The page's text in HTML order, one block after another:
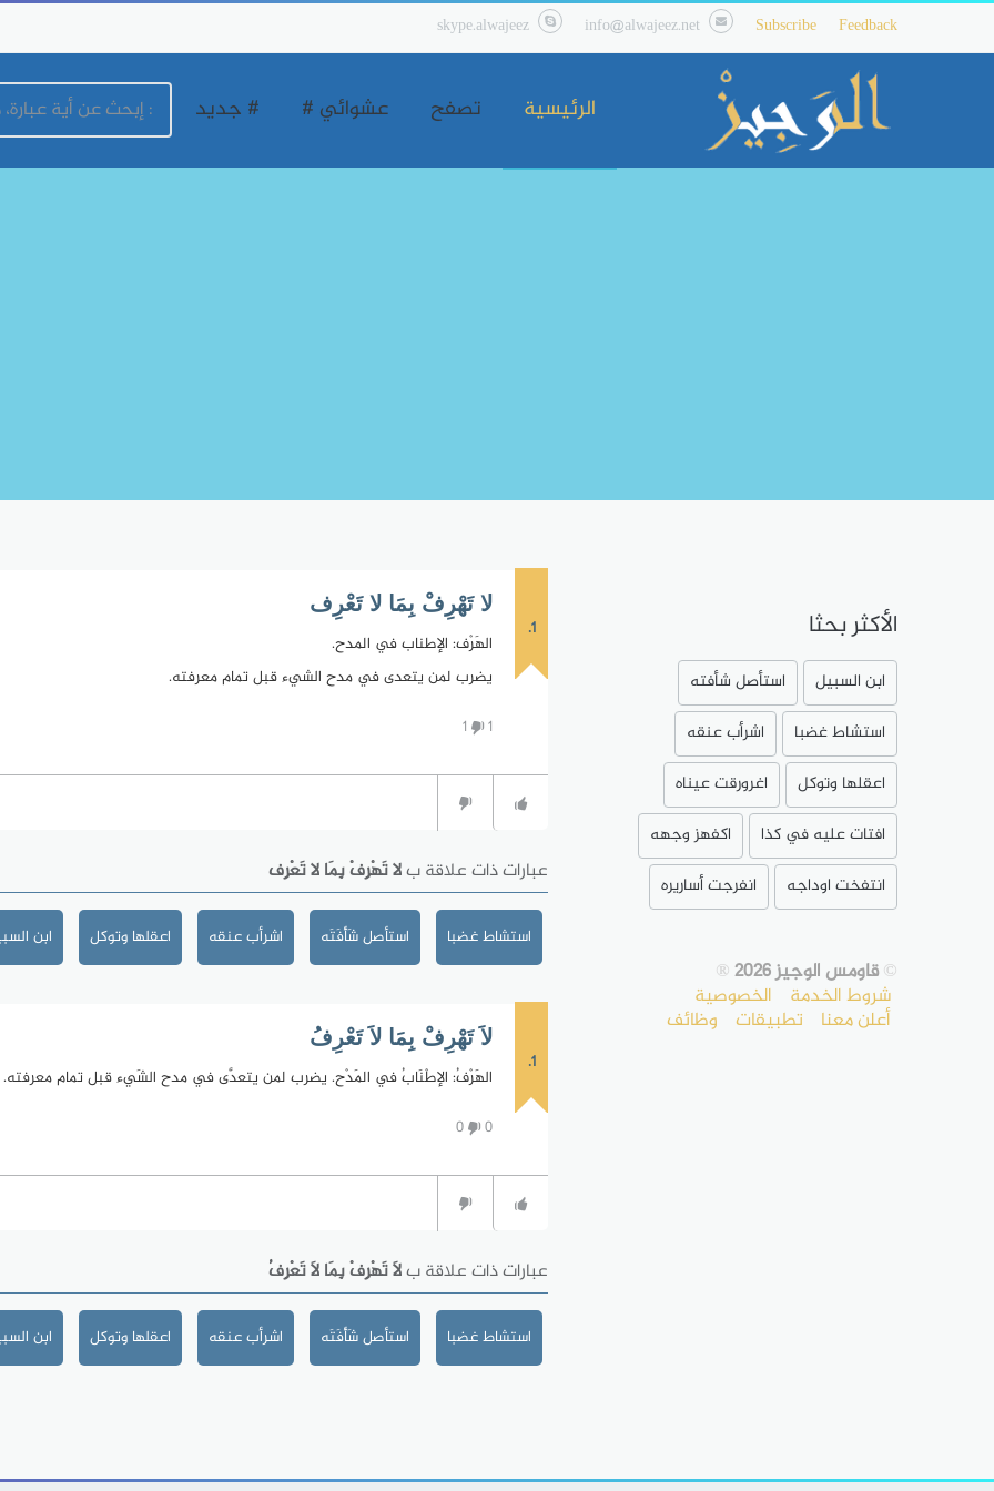
Feedback
Subscribe
info@alwajeez.net
skype.alwajeez
الرئيسية تصفح عشوائي # # جديد
1.
لا تَهْرِفْ بِمَا لا تَعْرِف
الهَرْف: الإطناب في المدح.
يضرب لمن يتعدى في مدح الشيء قبل تمام معرفته.
1
1
عبارات ذات علاقة بلا تَهْرِفْ بِمَا لا تَعْرِف
استشاط غضبا استأصل شَأْفَتَه اشرأب عنقه اعقلها وتوكل ابن
1.
لاَ تَهْرِفْ بِمَا لاَ تَعْرِفُ
الهَرْفُ: الإطْنَابُ في المَدْح. يضرب لمن يتعدَّى في مدح الشَيء قبل تمام معرفته.
0
0
عبارات ذات علاقة بلاَ تَهْرِفْ بِمَا لاَ تَعْرِفُ
استشاط غضبا استأصل شَأْفَتَه اشرأب عنقه اعقلها وتوكل ابن
الأكثر بحثا
ابن السبيل
استأصل شأفته
استشاط غضبا
اشرأب عنقه
اعقلها وتوكل
اغرورقت عيناه
افتات عليه في كذا
اكفهز وجهه
انتفخت اوداجه
انفرجت أساريره
©قاومس الوجيز 2026 ®
شروط الخدمة الخصوصية
أعلن معنا تطبيقات وظائف